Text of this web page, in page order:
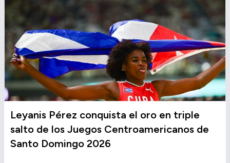
Leyanis Pérez conquista el oro en triple
salto de los Juegos Centroamericanos de
Santo Domingo 2026